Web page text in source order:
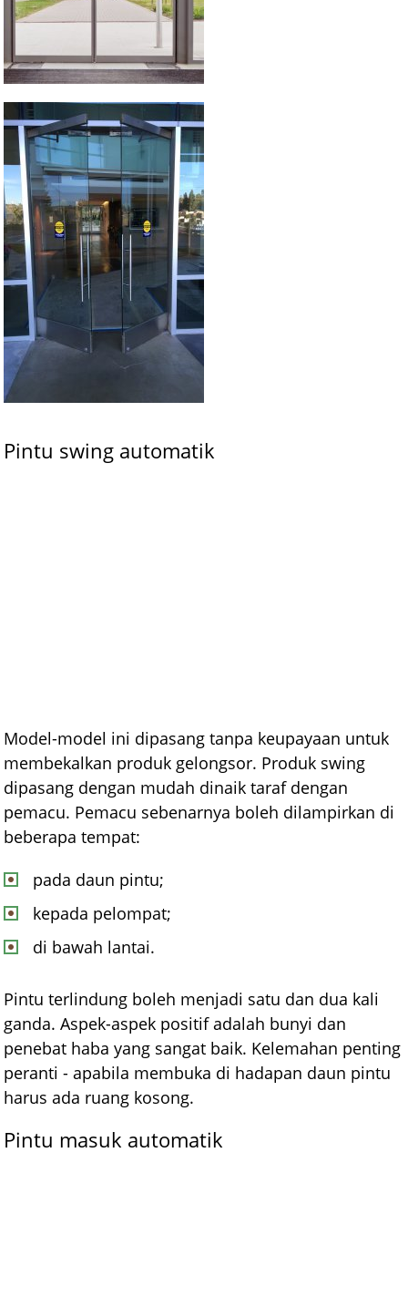
Pintu swing automatik
Model-model ini dipasang tanpa keupayaan untuk
membekalkan produk gelongsor. Produk swing
dipasang dengan mudah dinaik taraf dengan
pemacu. Pemacu sebenarnya boleh dilampirkan di
beberapa tempat:
pada daun pintu;
kepada pelompat;
di bawah lantai.
Pintu terlindung boleh menjadi satu dan dua kali
ganda. Aspek-aspek positif adalah bunyi dan
penebat haba yang sangat baik. Kelemahan penting
peranti - apabila membuka di hadapan daun pintu
harus ada ruang kosong.
Pintu masuk automatik